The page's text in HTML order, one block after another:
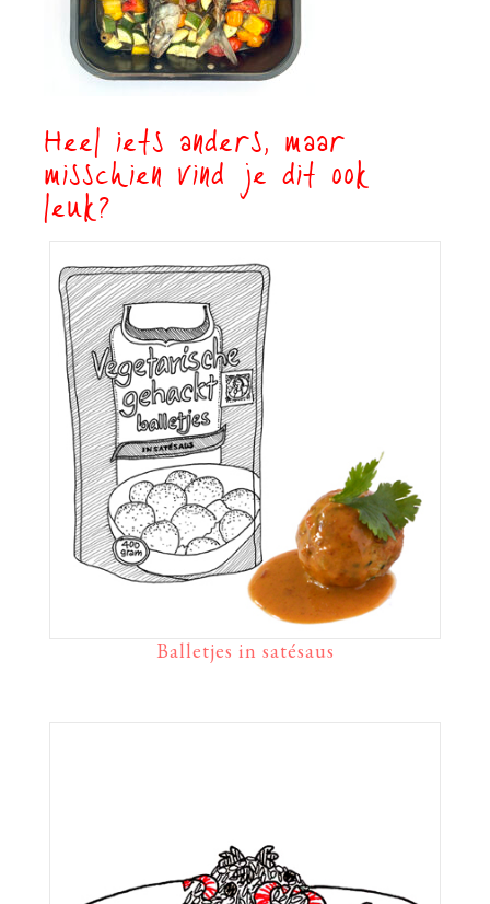
Heel iets anders, maar
misschien vind je dit ook
leuk?
Balletjes in satésaus